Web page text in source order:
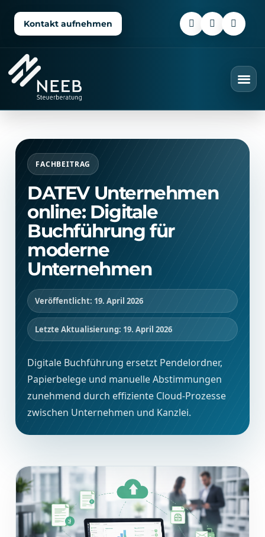
Kontakt aufnehmen
FACHBEITRAG
DATEV Unternehmen
online: Digitale
Buchführung für
moderne
Unternehmen
Veröffentlicht: 19. April 2026
Letzte Aktualisierung: 19. April 2026
Digitale Buchführung ersetzt Pendelordner,
Papierbelege und manuelle Abstimmungen
zunehmend durch effiziente Cloud-Prozesse
zwischen Unternehmen und Kanzlei.